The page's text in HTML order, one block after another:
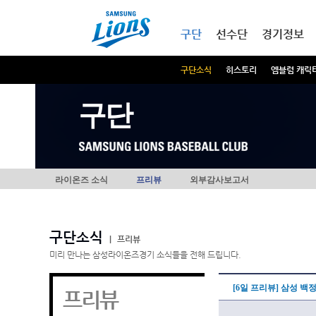
구단
구단소식 히스토리 엠블럼 캐릭
선수단 경기정보
구단
라이온즈 소식 프리뷰 외부감사보고서
구단소식
프리뷰
미리 만나는 삼성라이온즈경기 소식들을 전해 드립니다.
프리뷰 [6일 프리뷰] 삼성 백